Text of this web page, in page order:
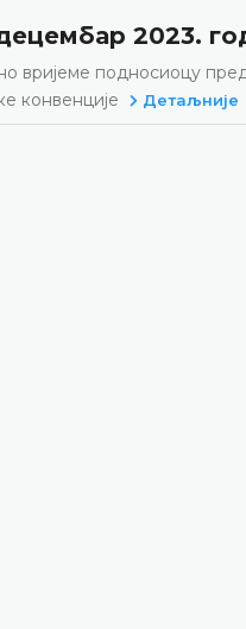
2023.
вријеме подносиоцу
конвенције
Детаљније